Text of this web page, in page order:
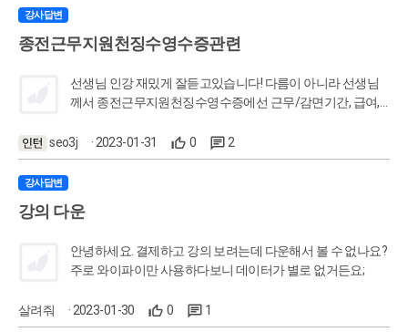
원 ** 휴일근무에도 8시간 초과해서 야간근로를 하게 될경우
엔 위 근무시간에서 pm 22:00 ~ 22:30 근무한 30분이 휴일 8
시간 초과 / 야간 근로 해당되는데 어떻게 구분해야하는지 궁
원은 월-화요일 밤샘 근무를 하게되었습니다. 근무시간 : 월
요일 am 08:30 ~ 익일 am 08:30 -> 월요일 am08:30 -
(저녁시간 1시간) = 3시간 30분<연장근로시간> 월-화
pm22:00 - 익일 06:00 = 8시간<야간근로시간> 화 am06:00 -
간) * 10,098원(통상시급) * 1.5배 = 90,882원 -8시간(야간근
로시간) * 10,098원(통상시급) * 0.5배 = 40,392원 => 131,274
강사답변
종전근무지원천징수영수증관련
선생님 인강 재밌게 잘듣고있습니다! 다름이 아니라 선생님
께서 종전근무지원천징수영수증에선 근무/감면기간, 급여,
입력할때 소득세와 지방소득세에 전에 일했던 곳의 결정세액
입력해주는 건가요?? 왜 기납부세액이 아닌 결정세액으로 해
seo3j · 2023-01-31 0 2
강사답변
강의 다운
안녕하세요. 결제하고 강의 보려는데 다운해서 볼 수 없나요?
주로 와이파이만 사용하다보니 데이터가 별로 없거든요;
살려줘 · 2023-01-30 0 1